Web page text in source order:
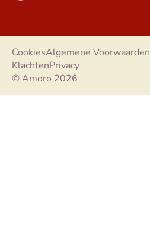
© Amoro 2026
CookiesAlgemene Voorwaarden
KlachtenPrivacy